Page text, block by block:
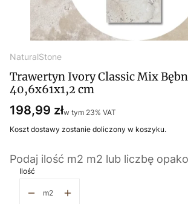
NaturalStone
Trawertyn Ivory Classic Mix
40,6x61x1,2 cm
Cena
198,99 złw tym 23% VAT
w tym 23% VAT
Koszt dostawy zostanie doliczony w koszyku.
Podaj ilość m2 m2 lub liczbę
Ilość
m2